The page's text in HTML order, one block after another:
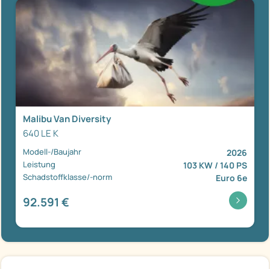
Malibu Van Diversity
640 LE K
Modell-/Baujahr 2026
Leistung 103 KW / 140 PS
Schadstoffklasse/-norm Euro 6e
92.591 €